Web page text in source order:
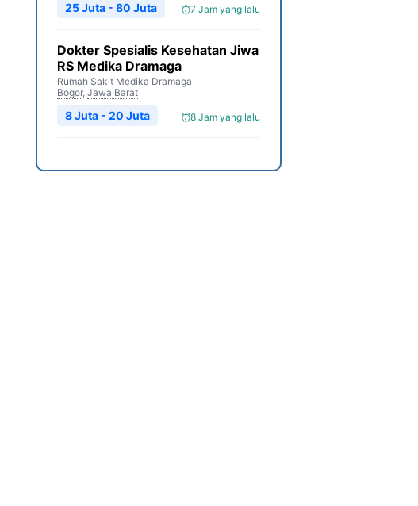
7 Jam yang lalu
25 Juta - 80 Juta
Dokter Spesialis Kesehatan Jiwa
RS Medika Dramaga
Rumah Sakit Medika Dramaga
Bogor, Jawa Barat
8 Jam yang lalu
8 Juta - 20 Juta